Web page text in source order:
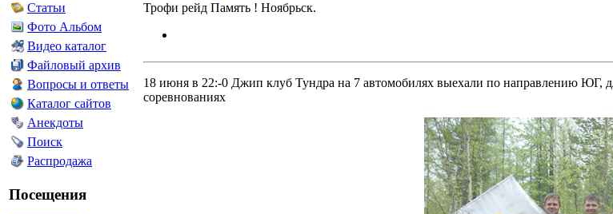
Статьи
Фото Альбом
Видео каталог
Файловый архив
Вопросы и ответы
Каталог сайтов
Анекдоты
Поиск
Распродажа
Посещения
Трофи рейд Память ! Ноябрьск.
18 июня в 22:-0 Джип клуб Тундра на 7 автомобилях выехали по направлению ЮГ,
соревнованиях